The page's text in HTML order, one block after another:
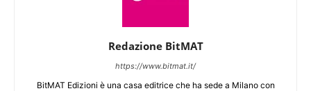
Redazione BitMAT
https://www.bitmat.it/
BitMAT Edizioni è una casa editrice che ha sede a Milano con